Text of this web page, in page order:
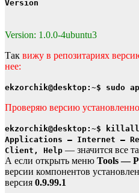
Version
Version: 1.0.0-4ubuntu3
Так вижу в репозитариях
нее:
ekzorchik@desktop:~$
Проверяю версию
ekzorchik@desktop:~$ killall
Applications — Internet —
Client, Help — значится все
А если открыть меню Tools —
версии компонентов
версия 0.9.99.1